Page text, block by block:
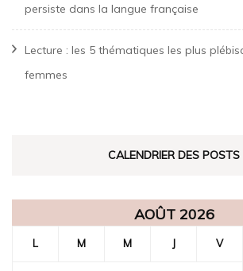
persiste dans la langue française
Lecture : les 5 thématiques les plus
femmes
CALENDRIER DES POSTS
AOÛT 2026
L M M J V